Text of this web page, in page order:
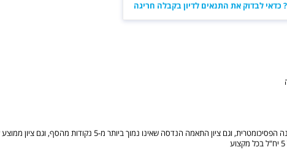
כדאי לבדוק את התנאים לדיון בקבלה חריגה